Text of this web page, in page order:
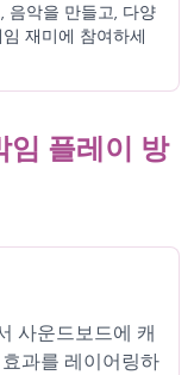
음악을 만들고, 다양
재미에 참여하세
플레이 방
사운드보드에 캐
과를 레이어링하